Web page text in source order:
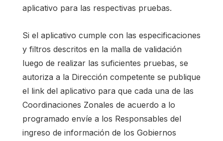
aplicativo para las respectivas pruebas.
Si el aplicativo cumple con las especificaciones
y filtros descritos en la malla de validación
luego de realizar las suficientes pruebas, se
autoriza a la Dirección competente se publique
el link del aplicativo para que cada una de las
Coordinaciones Zonales de acuerdo a lo
programado envíe a los Responsables del
ingreso de información de los Gobiernos